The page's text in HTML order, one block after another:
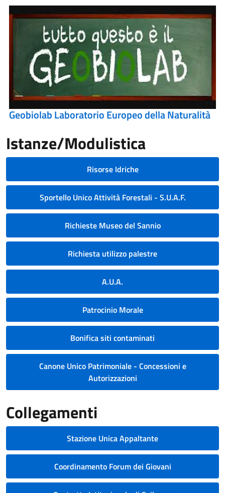
Geobiolab Laboratorio Europeo della Naturalità
Istanze/Modulistica
Risorse Idriche
Sportello Unico Attività Forestali - S.U.A.F.
Richieste Museo del Sannio
Richiesta utilizzo palestre
A.U.A.
Patrocinio Morale
Bonifica siti contaminati
Canone Unico Patrimoniale - Concessioni e
Autorizzazioni
Collegamenti
Stazione Unica Appaltante
Coordinamento Forum dei Giovani